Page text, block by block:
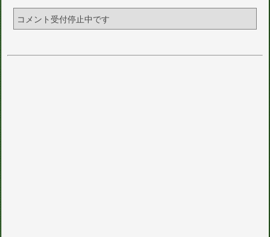
コメント受付停止中です